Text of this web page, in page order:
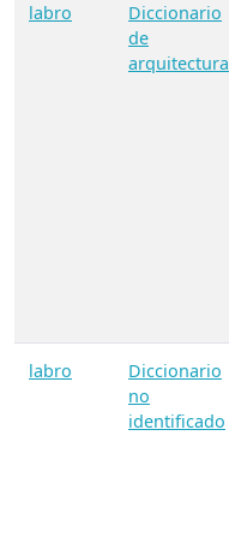
labro
Diccionario
de
arquitectura
labro
Diccionario
no
identificado